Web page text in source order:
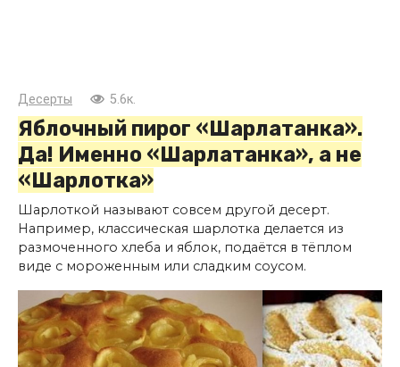
Десерты 5.6к.
Яблочный пирог «Шарлатанка».
Да! Именно «Шарлатанка», а не
«Шарлотка»
Шарлоткой называют совсем другой десерт.
Например, классическая шарлотка делается из
размоченного хлеба и яблок, подаётся в тёплом
виде с мороженным или сладким соусом.